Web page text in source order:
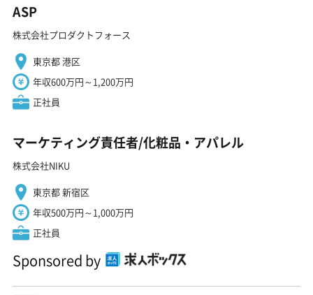
ASP
株式会社プロダクトフォース
東京都 港区
年収600万円～1,200万円
正社員
マーケティング責任者/化粧品・アパレル
株式会社NIKU
東京都 新宿区
年収500万円～1,000万円
正社員
Sponsored by